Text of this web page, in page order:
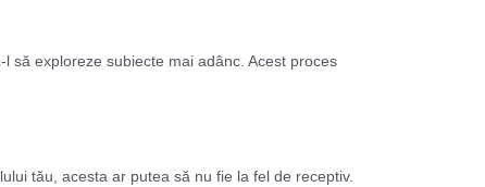
să exploreze subiecte mai adânc. Acest proces
tău, acesta ar putea să nu fie la fel de receptiv.